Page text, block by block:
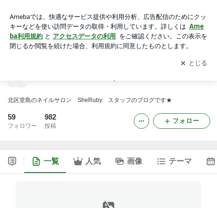
アプリをダウンロードして ブログの更新通知
を受け取りまし
ょう。
開く
北区堂島のネイルサロン SheRuby スタッフのブログです★
59
フォロワー
982
投稿
フォロー
一覧 人気 画像 テーマ